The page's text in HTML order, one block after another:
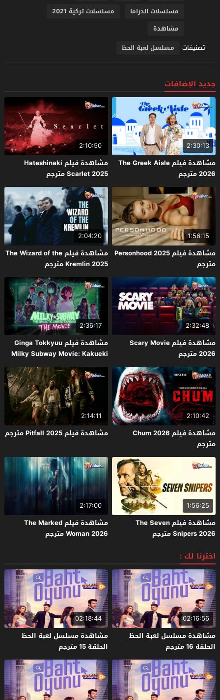
مسلسلات الدراما
مسلسلات تركية 2021
مشاهدة
تصنيفات مسلسل لعبة الحظ
جديد الإضافات
2:30:13
مشاهدة فيلم The Greek Aisle
2026 مترجم
2:10:50
مشاهدة فيلم Hateshinaki
Scarlet 2025 مترجم
1:56:15
مشاهدة فيلم Personhood 2025
مترجم
2:04:20
مشاهدة فيلم The Wizard of the
Kremlin 2025 مترجم
2:32:48
مشاهدة فيلم Scary Movie
2026 مترجم
2:36:17
مشاهدة فيلم Ginga Tokkyuu
Milky Subway Movie: Kakueki
Teisha Gekijou Yuki 2026 مترجم
2:10:42
مشاهدة فيلم Chum 2026
مترجم
2:14:11
مشاهدة فيلم Pitfall 2025 مترجم
1:56:25
مشاهدة فيلم The Seven
Snipers 2026 مترجم
2:17:00
مشاهدة فيلم The Marked
Woman 2026 مترجم
اخترنا لك :
02:16:56
مشاهدة مسلسل لعبة الحظ
الحلقة 16 مترجم
02:18:44
مشاهدة مسلسل لعبة الحظ
الحلقة 15 مترجم